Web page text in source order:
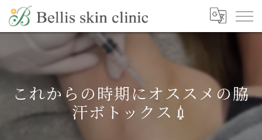
これからの時期にオススメの脇
汗ボトックス💉